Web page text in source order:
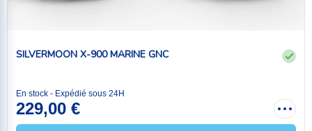
SILVERMOON X-900 MARINE GNC
En stock - Expédié sous 24H
229,00 €